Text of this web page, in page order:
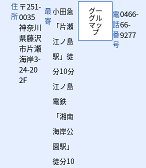
住
所
〒251-
0035
神奈川
県藤沢
市片瀬
海岸3-
24-20
2F
最
寄
小田急
「片瀬
江ノ島
駅」徒
分10分
江ノ島
電鉄
「湘南
海岸公
園駅」
徒分10
グー
グル
マッ
プ
電
話
番
号
0466-
66-
9277